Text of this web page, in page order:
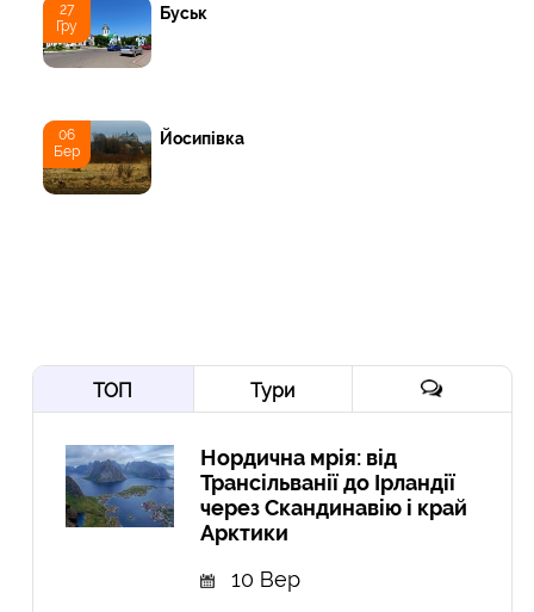
27
Гру
Буськ
06
Бер
Йосипівка
ТОП Тури
Нордична мрія: від
Трансільванії до Ірландії
через Скандинавію і край
Арктики
10 Вер